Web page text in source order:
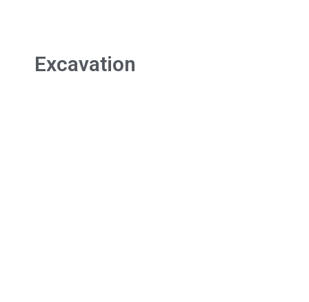
Excavation